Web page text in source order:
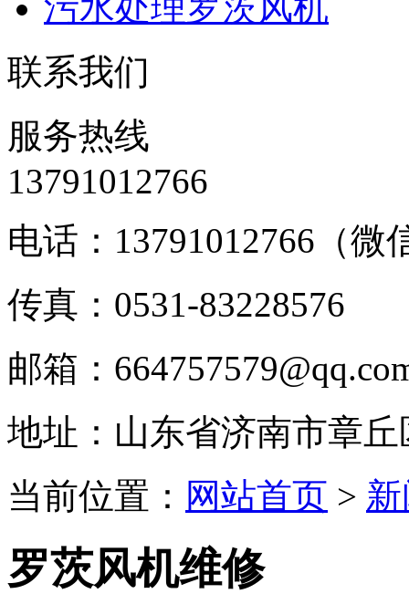
联系我们
服务热线
13791012766
电话：13791012766（微
传真：0531-83228576
邮箱：
地址：山东省济南市章丘
当前位置： 网站首页 >
罗茨风机维修